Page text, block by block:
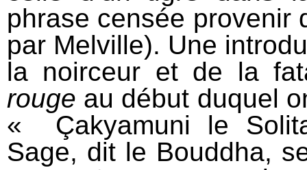
phrase censée provenir
par Melville). Une
la noirceur et de la
rouge au début duquel
« Çakyamuni le
Sage, dit le Bouddha,